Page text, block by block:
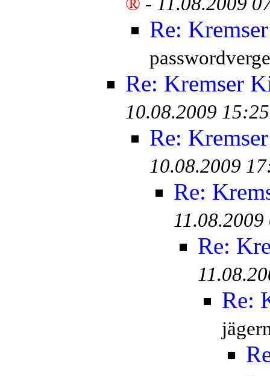
Re:
Re: Kremser
10.08.2009 15:25
Re:
10.08.2009
Re:
Re:
Re: